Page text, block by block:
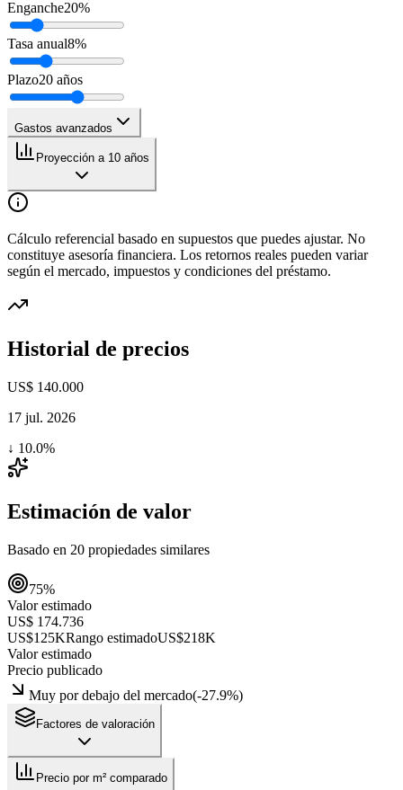
Enganche20%
Tasa anual8%
Plazo20 años
Gastos avanzados
Proyección a 10 años
Cálculo referencial basado en supuestos que puedes ajustar. No
constituye asesoría financiera. Los retornos reales pueden variar
según el mercado, impuestos y condiciones del préstamo.
Historial de precios
US$ 140.000
17 jul. 2026
↓ 10.0%
Estimación de valor
Basado en 20 propiedades similares
75%
Valor estimado
US$ 174.736
US$125KRango estimadoUS$218K
Valor estimado
Precio publicado
Muy por debajo del mercado(-27.9%)
Factores de valoración
Precio por m² comparado